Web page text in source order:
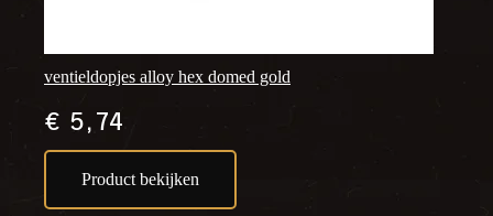
ventieldopjes alloy hex domed gold
€5,74
Product bekijken